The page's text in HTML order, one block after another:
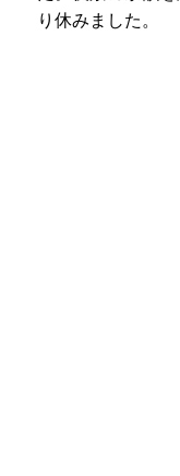
り休みました。